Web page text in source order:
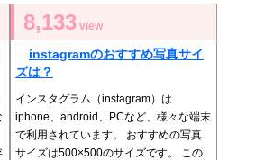
8,133 view
instagramのおすすめ写真サイ
ズは？
インスタグラム（instagram）は
iphone、android、PCなど、様々な端末
で利用されています。 おすすめの写真
サイズは500×500のサイズです。 この